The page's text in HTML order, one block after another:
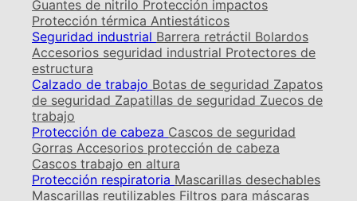
Guantes de nitrilo Protección impactos
Protección térmica Antiestáticos
Seguridad industrial Barrera retráctil Bolardos
Accesorios seguridad industrial Protectores de
estructura
Calzado de trabajo Botas de seguridad Zapatos
de seguridad Zapatillas de seguridad Zuecos de
trabajo
Protección de cabeza Cascos de seguridad
Gorras Accesorios protección de cabeza
Cascos trabajo en altura
Protección respiratoria Mascarillas desechables
Mascarillas reutilizables Filtros para máscaras